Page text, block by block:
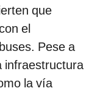
que
el
Pese a
infraestructura
la vía